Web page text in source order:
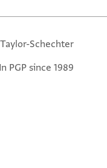
Schechter
In PGP since 1989